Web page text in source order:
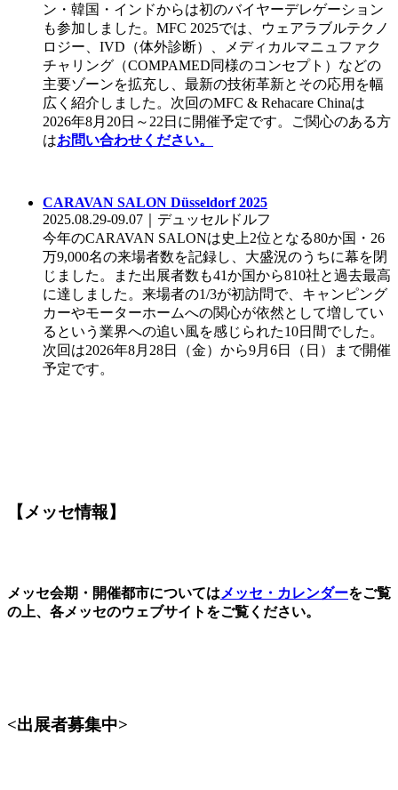
ン・韓国・インドからは初のバイヤーデレゲーション
も参加しました。MFC 2025では、ウェアラブルテクノ
ロジー、IVD（体外診断）、メディカルマニュファク
チャリング（COMPAMED同様のコンセプト）などの
主要ゾーンを拡充し、最新の技術革新とその応用を幅
広く紹介しました。次回のMFC & Rehacare Chinaは
2026年8月20日～22日に開催予定です。ご関心のある方
はお問い合わせください。
CARAVAN SALON Düsseldorf 2025
2025.08.29-09.07｜デュッセルドルフ
今年のCARAVAN SALONは史上2位となる80か国・26
万9,000名の来場者数を記録し、大盛況のうちに幕を閉
じました。また出展者数も41か国から810社と過去最高
に達しました。来場者の1/3が初訪問で、キャンピング
カーやモーターホームへの関心が依然として増してい
るという業界への追い風を感じられた10日間でした。
次回は2026年8月28日（金）から9月6日（日）まで開催
予定です。
【メッセ情報】
メッセ会期・開催都市についてはメッセ・カレンダーをご覧
の上、各メッセのウェブサイトをご覧ください。
<出展者募集中>